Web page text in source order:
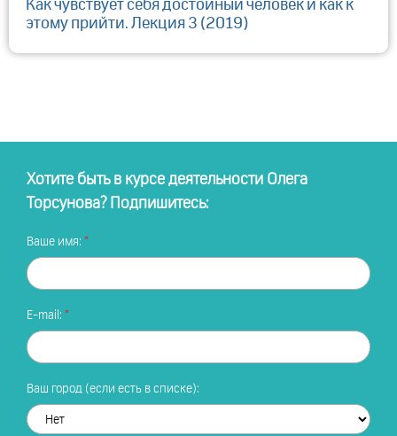
Как чувствует себя достойный человек и как к
этому прийти. Лекция 3 (2019)
Хотите быть в курсе деятельности Олега
Торсунова? Подпишитесь:
Ваше имя:
E-mail:
Ваш город (если есть в списке):